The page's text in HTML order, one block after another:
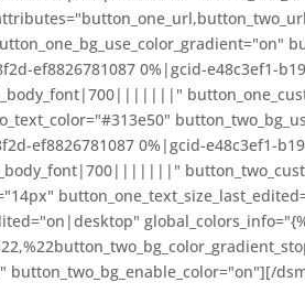
ef8826781087 0%|gcid-e48c3ef1-
ef8826781087 0%|gcid-e48c3ef1-
button_two_bg_enable_color="on"][/